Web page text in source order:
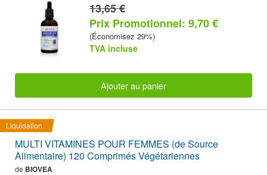
13,65 €
Prix Promotionnel: 9,70 €
(Économisez 29%)
TVA incluse
Ajouter au panier
Liquidation
MULTI VITAMINES POUR FEMMES (de Source
Alimentaire) 120 Comprimés Végétariennes
de BIOVEA